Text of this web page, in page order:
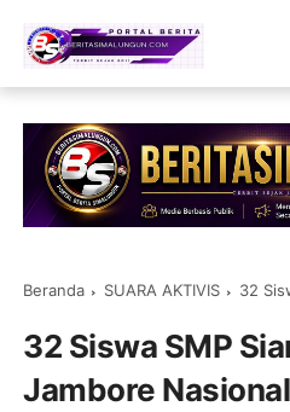
Beranda SUARA AKTIVIS 32 Siswa
32 Siswa SMP
Jambore